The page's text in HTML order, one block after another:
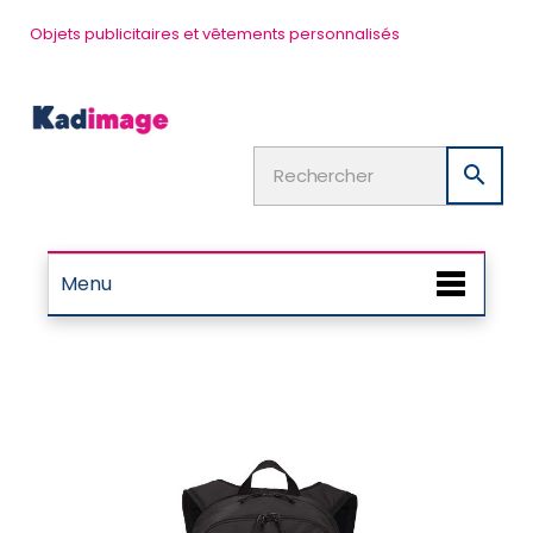
Objets publicitaires et vêtements personnalisés

Menu